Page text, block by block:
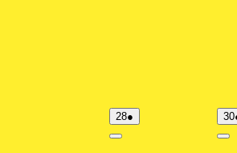
2828.
August
●
Veranstaltung)
Close
30